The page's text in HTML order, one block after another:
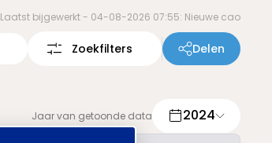
Laatst bijgewerkt - 04-08-2026 07:55: Nieuwe cao
Zoekfilters Delen
Jaar van getoonde data 2024